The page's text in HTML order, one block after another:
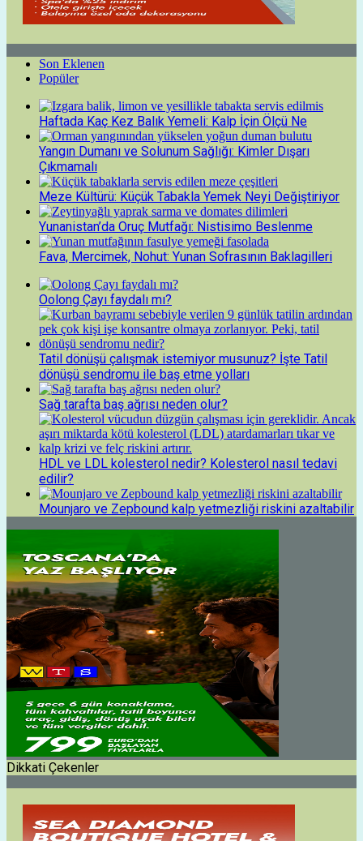
Son Eklenen
Popüler
Haftada Kaç Kez Balık Yemeli: Kalp İçin Ölçü Ne
Yangın Dumanı ve Solunum Sağlığı: Kimler Dışarı
Çıkmamalı
Meze Kültürü: Küçük Tabakla Yemek Neyi Değiştiriyor
Yunanistan’da Oruç Mutfağı: Nistisimo Beslenme
Fava, Mercimek, Nohut: Yunan Sofrasının Baklagilleri
Oolong Çayı faydalı mı?
Tatil dönüşü çalışmak istemiyor musunuz? İşte Tatil
dönüşü sendromu ile baş etme yolları
Sağ tarafta baş ağrısı neden olur?
HDL ve LDL kolesterol nedir? Kolesterol nasıl tedavi
edilir?
Mounjaro ve Zepbound kalp yetmezliği riskini azaltabilir
Dikkati Çekenler